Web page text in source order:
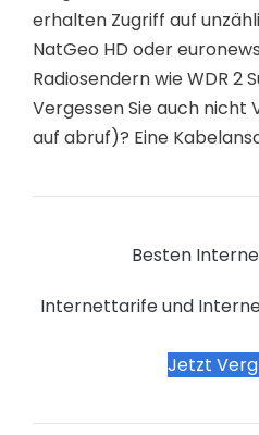
erhalten Zugriff auf
NatGeo HD oder
Radiosendern wie WDR 2
Vergessen Sie auch nicht
auf abruf)? Eine
Besten
Internettarife und
Jetzt